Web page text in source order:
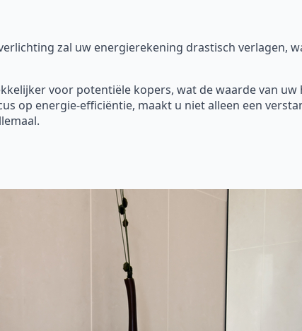
zal uw energierekening drastisch verlagen,
voor potentiële kopers, wat de waarde van
op energie-efficiëntie, maakt u niet alleen een